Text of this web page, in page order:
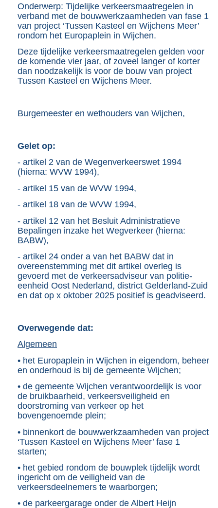
e
:
8
5
K
b
Onderwerp: Tijdelijke verkeersmaatregelen in
verband met de bouwwerkzaamheden van fase 1
van project ‘Tussen Kasteel en Wijchens Meer’
rondom het Europaplein in Wijchen.
Deze tijdelijke verkeersmaatregelen gelden voor
de komende vier jaar, of zoveel langer of korter
dan noodzakelijk is voor de bouw van project
Tussen Kasteel en Wijchens Meer.
Burgemeester en wethouders van Wijchen,
Gelet op:
- artikel 2 van de Wegenverkeerswet 1994
(hierna: WVW 1994),
- artikel 15 van de WVW 1994,
- artikel 18 van de WVW 1994,
- artikel 12 van het Besluit Administratieve
Bepalingen inzake het Wegverkeer (hierna:
BABW),
- artikel 24 onder a van het BABW dat in
overeenstemming met dit artikel overleg is
gevoerd met de verkeersadviseur van politie-
eenheid Oost Nederland, district Gelderland-Zuid
en dat op x oktober 2025 positief is geadviseerd.
Overwegende dat:
Algemeen
• het Europaplein in Wijchen in eigendom, beheer
en onderhoud is bij de gemeente Wijchen;
• de gemeente Wijchen verantwoordelijk is voor
de bruikbaarheid, verkeersveiligheid en
doorstroming van verkeer op het
bovengenoemde plein;
• binnenkort de bouwwerkzaamheden van project
‘Tussen Kasteel en Wijchens Meer’ fase 1
starten;
• het gebied rondom de bouwplek tijdelijk wordt
ingericht om de veiligheid van de
verkeersdeelnemers te waarborgen;
• de parkeergarage onder de Albert Heijn